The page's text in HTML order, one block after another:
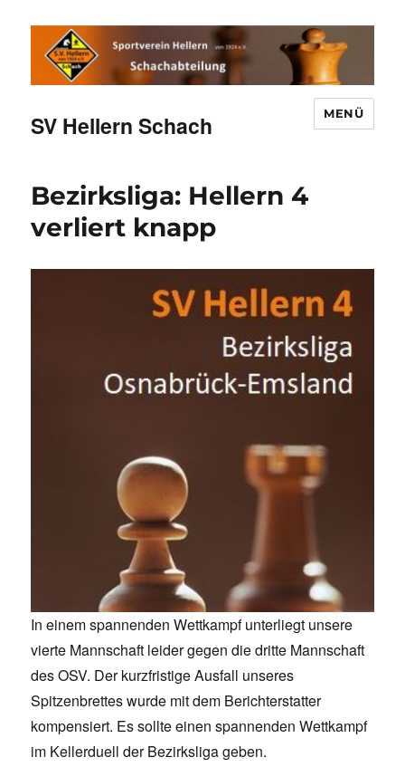
SV Hellern Schach MENÜ
Bezirksliga: Hellern 4
verliert knapp
In einem spannenden Wettkampf unterliegt unsere
vierte Mannschaft leider gegen die dritte Mannschaft
des OSV. Der kurzfristige Ausfall unseres
Spitzenbrettes wurde mit dem Berichterstatter
kompensiert. Es sollte einen spannenden Wettkampf
im Kellerduell der Bezirksliga geben.